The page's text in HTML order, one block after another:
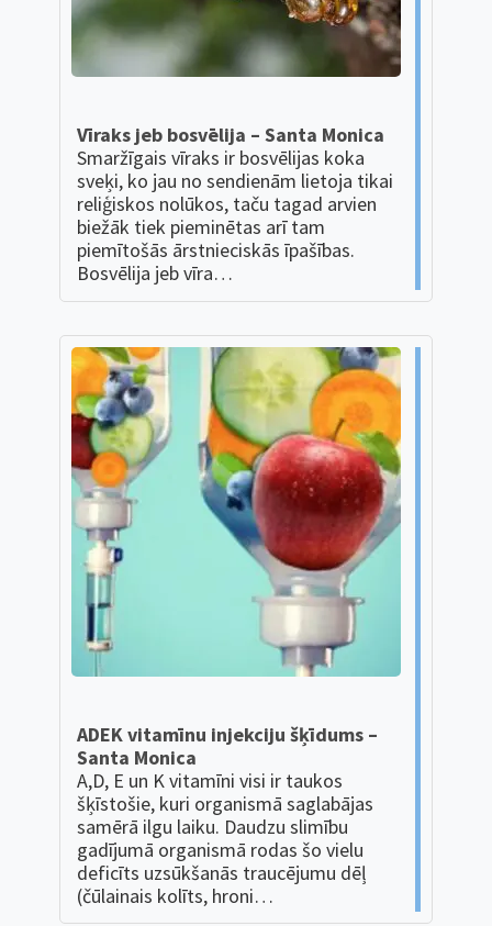
Vīraks jeb bosvēlija – Santa Monica
Smaržīgais vīraks ir bosvēlijas koka
sveķi, ko jau no sendienām lietoja tikai
reliģiskos nolūkos, taču tagad arvien
biežāk tiek pieminētas arī tam
piemītošās ārstnieciskās īpašības.
Bosvēlija jeb vīra…
ADEK vitamīnu injekciju šķīdums –
Santa Monica
A,D, E un K vitamīni visi ir taukos
šķīstošie, kuri organismā saglabājas
samērā ilgu laiku. Daudzu slimību
gadījumā organismā rodas šo vielu
deficīts uzsūkšanās traucējumu dēļ
(čūlainais kolīts, hroni…